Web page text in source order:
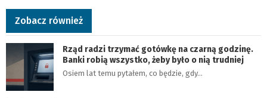
Zobacz również
Rząd radzi trzymać gotówkę na czarną godzinę.
Banki robią wszystko, żeby było o nią trudniej
Osiem lat temu pytałem, co będzie, gdy…